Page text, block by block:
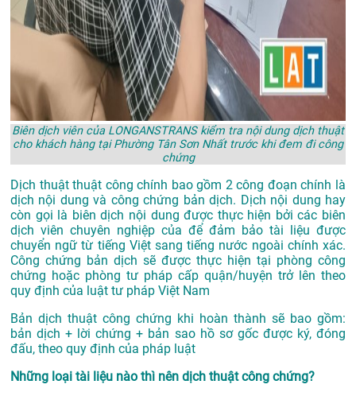
Biên dịch viên của LONGANSTRANS kiểm tra nội dung dịch thuật
cho khách hàng tại Phường Tân Sơn Nhất trước khi đem đi công
chứng
Dịch thuật thuật công chính bao gồm 2 công đoạn chính là
dịch nội dung và công chứng bản dịch. Dịch nội dung hay
còn gọi là biên dịch nội dung được thực hiện bởi các biên
dịch viên chuyên nghiệp của để đảm bảo tài liệu được
chuyển ngữ từ tiếng Việt sang tiếng nước ngoài chính xác.
Công chứng bản dịch sẽ được thực hiện tại phòng công
chứng hoặc phòng tư pháp cấp quận/huyện trở lên theo
quy định của luật tư pháp Việt Nam
Bản dịch thuật công chứng khi hoàn thành sẽ bao gồm:
bản dịch + lời chứng + bản sao hồ sơ gốc được ký, đóng
đấu, theo quy định của pháp luật
Những loại tài liệu nào thì nên dịch thuật công chứng?